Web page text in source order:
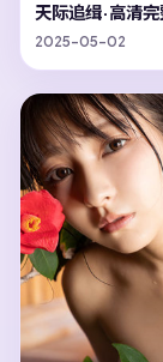
天际追缉·高清
2025-05-02